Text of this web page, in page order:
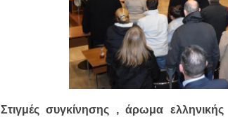
Στιγμές συγκίνησης , άρωμα